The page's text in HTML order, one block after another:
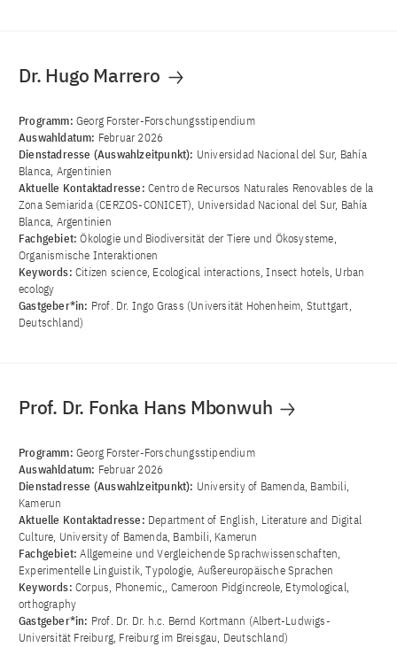
Dr. Hugo Marrero
Programm: Georg Forster-Forschungsstipendium
Auswahldatum: Februar 2026
Dienstadresse (Auswahlzeitpunkt): Universidad Nacional del Sur, Bahía
Blanca, Argentinien
Aktuelle Kontaktadresse: Centro de Recursos Naturales Renovables de la
Zona Semiarida (CERZOS-CONICET), Universidad Nacional del Sur, Bahía
Blanca, Argentinien
Fachgebiet:Ökologie und Biodiversität der Tiere und Ökosysteme,
Organismische Interaktionen
Keywords: Citizen science, Ecological interactions, Insect hotels, Urban
ecology
Gastgeber*in: Prof. Dr. Ingo Grass (Universität Hohenheim, Stuttgart,
Deutschland)
Prof. Dr. Fonka Hans Mbonwuh
Programm: Georg Forster-Forschungsstipendium
Auswahldatum: Februar 2026
Dienstadresse (Auswahlzeitpunkt): University of Bamenda, Bambili,
Kamerun
Aktuelle Kontaktadresse: Department of English, Literature and Digital
Culture, University of Bamenda, Bambili, Kamerun
Fachgebiet:Allgemeine und Vergleichende Sprachwissenschaften,
Experimentelle Linguistik, Typologie, Außereuropäische Sprachen
Keywords: Corpus, Phonemic,, Cameroon Pidgincreole, Etymological,
orthography
Gastgeber*in: Prof. Dr. Dr. h.c. Bernd Kortmann (Albert-Ludwigs-
Universität Freiburg, Freiburg im Breisgau, Deutschland)